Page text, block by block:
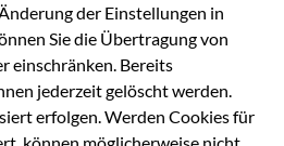
der Einstellungen in
Sie die Übertragung von
einschränken. Bereits
jederzeit gelöscht werden.
erfolgen. Werden Cookies für